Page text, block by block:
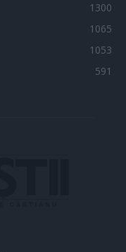
1300
1065
1053
591